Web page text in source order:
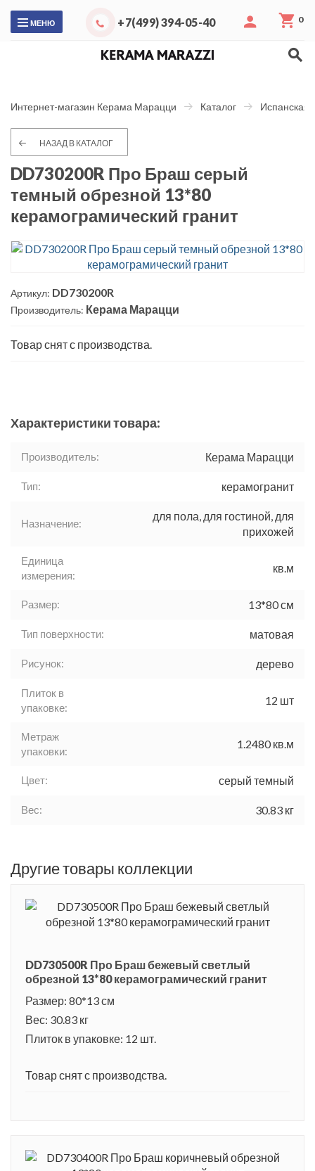
МЕНЮ +7(499) 394-05-40 0
Интернет-магазин Керама Марацци Каталог Испанская
НАЗАД В КАТАЛОГ
DD730200R Про Браш серый
темный обрезной 13*80
керамограмический гранит
Артикул: DD730200R
Производитель: Керама Марацци
Товар снят с производства.
Характеристики товара:
Производитель: Керама Марацци
Тип: керамогранит
Назначение:
для пола, для гостиной, для
прихожей
Единица
измерения:
кв.м
Размер: 13*80 см
Тип поверхности: матовая
Рисунок: дерево
Плиток в
упаковке:
12 шт
Метраж
упаковки:
1.2480 кв.м
Цвет: серый темный
Вес: 30.83 кг
Другие товары коллекции
DD730500R Про Браш бежевый светлый
обрезной 13*80 керамограмический гранит
Размер: 80*13 см
Вес: 30.83 кг
Плиток в упаковке: 12 шт.
Товар снят с производства.